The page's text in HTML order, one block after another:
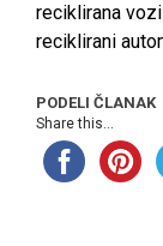
reciklirana
reciklirani
PODELI ČLANAK
Share this...